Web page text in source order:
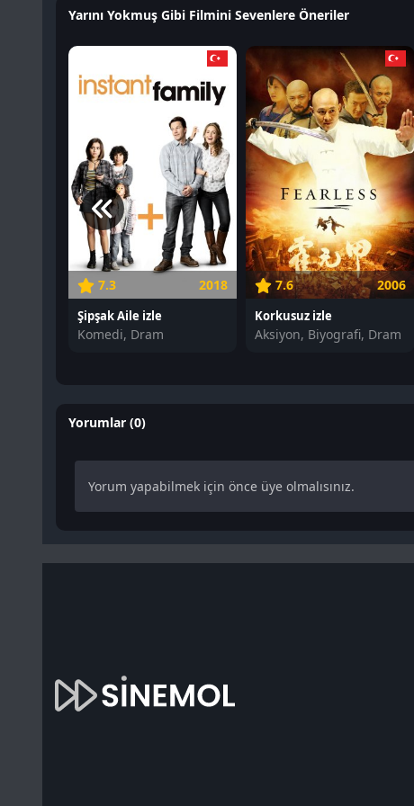
Yarını Yokmuş Gibi Filmini Sevenlere Öneriler
7.3 2018
Şipşak Aile izle
Komedi, Dram
7.6 2006
Korkusuz izle
Aksiyon, Biyografi, Dram
Yorumlar (0)
Yorum yapabilmek için önce üye olmalısınız.